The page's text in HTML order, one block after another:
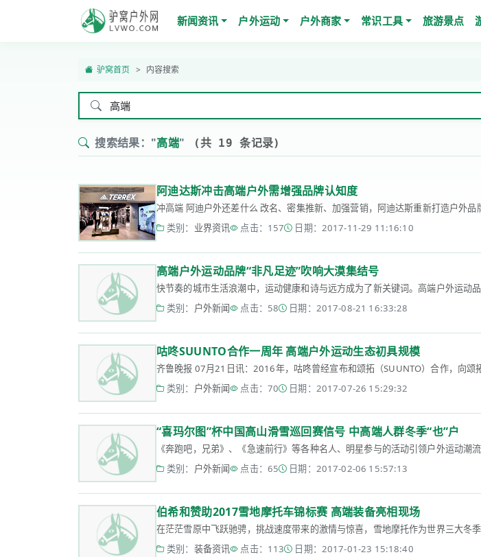
新闻资讯 户外运动 户外商家 常识工具 旅游景点
驴窝首页 内容搜索
搜索结果："高端" (共 19 条记录)
阿迪达斯冲击高端户外需增强品牌认知度
冲高端 阿迪户外还差什么 改名、密集推新、加强营销，阿迪达斯重新打造户外
类别： 业界资讯 点击：157 日期：2017-11-29 11:16:10
高端户外运动品牌“非凡足迹”吹响大漠集结号
快节奏的城市生活浪潮中，运动健康和诗与远方成为了新关键词。高端户外运动
类别： 户外新闻 点击：58 日期：2017-08-21 16:33:28
咕咚SUUNTO合作一周年 高端户外运动生态初具规模
齐鲁晚报 07月21日讯：2016年，咕咚曾经宣布和颂拓（SUUNTO）合作，向
类别： 户外新闻 点击：70 日期：2017-07-26 15:29:32
“喜玛尔图”杯中国高山滑雪巡回赛信号 中高端人群冬季“也”户
《奔跑吧，兄弟》、《急速前行》等各种名人、明星参与的活动引领户外运动
类别： 户外新闻 点击：65 日期：2017-02-06 15:57:13
伯希和赞助2017雪地摩托车锦标赛 高端装备亮相现场
在茫茫雪原中飞跃驰骋，挑战速度带来的激情与惊喜，雪地摩托作为世界三大冬
类别： 装备资讯 点击：113 日期：2017-01-23 15:18:40